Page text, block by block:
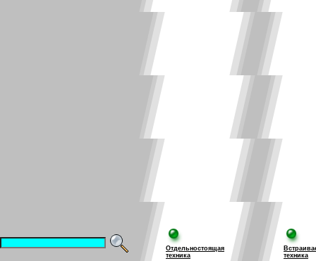
Отдельностоящая
техника
техника